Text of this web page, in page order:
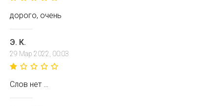
дорого, очень
Э. К.
29 Мар 2022, 00:03
Слов нет …